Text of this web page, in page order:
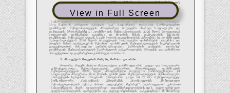
View in Full Screen